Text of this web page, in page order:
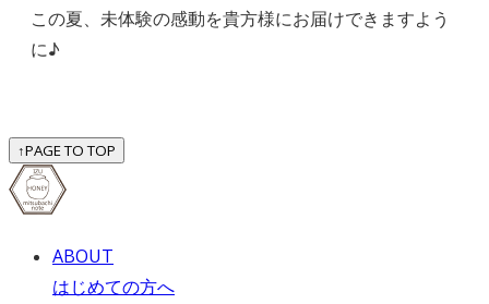
この夏、未体験の感動を貴方様にお届けできますよう
に♪
↑PAGE TO TOP
ABOUT
はじめての方へ